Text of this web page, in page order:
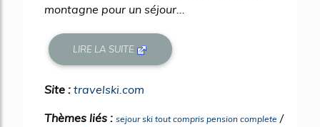
montagne pour un séjour...
LIRE LA SUITE
Site : travelski.com
Thèmes liés : sejour ski tout compris pension complete /